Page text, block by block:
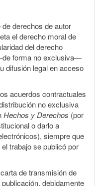
derechos de autor
el derecho moral de
del derecho
forma no exclusiva—
difusión legal en acceso
acuerdos contractuales
no exclusiva
Hechos y Derechos (por
o darlo a
siempre que
trabajo se publicó por
de transmisión de
debidamente